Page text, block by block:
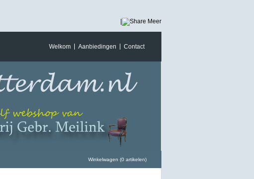
Meer
Welkom Aanbiedingen Contact
Winkelwagen (0 artikelen)